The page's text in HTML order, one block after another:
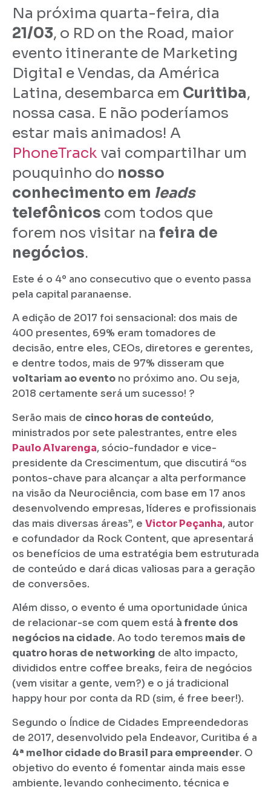
Na próxima quarta-feira, dia
21/03, o RD on the Road, maior
evento itinerante de Marketing
Digital e Vendas, da América
Latina, desembarca em Curitiba,
nossa casa. E não poderíamos
estar mais animados! A
PhoneTrack vai compartilhar um
pouquinho do nosso
conhecimento em leads
telefônicos com todos que
forem nos visitar na feira de
negócios.
Este é o 4º ano consecutivo que o evento passa
pela capital paranaense.
A edição de 2017 foi sensacional: dos mais de
400 presentes, 69% eram tomadores de
decisão, entre eles, CEOs, diretores e gerentes,
e dentre todos, mais de 97% disseram que
voltariam ao evento no próximo ano. Ou seja,
2018 certamente será um sucesso! ?
Serão mais de cinco horas de conteúdo,
ministrados por sete palestrantes, entre eles
Paulo Alvarenga, sócio-fundador e vice-
presidente da Crescimentum, que discutirá “os
pontos-chave para alcançar a alta performance
na visão da Neurociência, com base em 17 anos
desenvolvendo empresas, líderes e profissionais
das mais diversas áreas”, e Victor Peçanha, autor
e cofundador da Rock Content, que apresentará
os benefícios de uma estratégia bem estruturada
de conteúdo e dará dicas valiosas para a geração
de conversões.
Além disso, o evento é uma oportunidade única
de relacionar-se com quem está à frente dos
negócios na cidade. Ao todo teremos mais de
quatro horas de networking de alto impacto,
divididos entre coffee breaks, feira de negócios
(vem visitar a gente, vem?) e o já tradicional
happy hour por conta da RD (sim, é free beer!).
Segundo o Índice de Cidades Empreendedoras
de 2017, desenvolvido pela Endeavor, Curitiba é a
4ª melhor cidade do Brasil para empreender. O
objetivo do evento é fomentar ainda mais esse
ambiente, levando conhecimento, técnica e